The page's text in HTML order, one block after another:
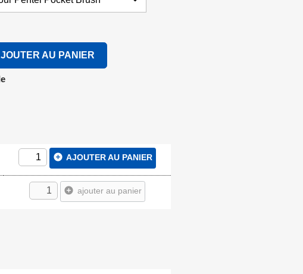
AU PANIER
add_circle AJOUTER AU PANIER
add_circle ajouter au panier